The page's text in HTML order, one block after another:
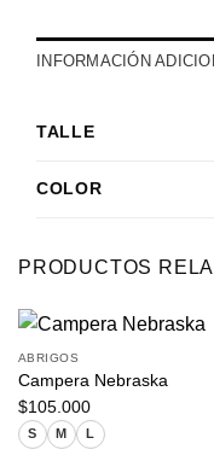
INFORMACIÓN
TALLE
COLOR
PRODUCTOS
ABRIGOS
Campera Nebraska
$105.000
S M L